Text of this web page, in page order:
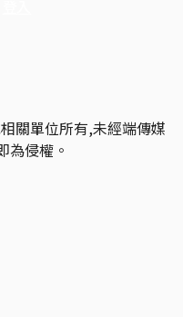
關單位所有,未經端傳媒
為侵權。